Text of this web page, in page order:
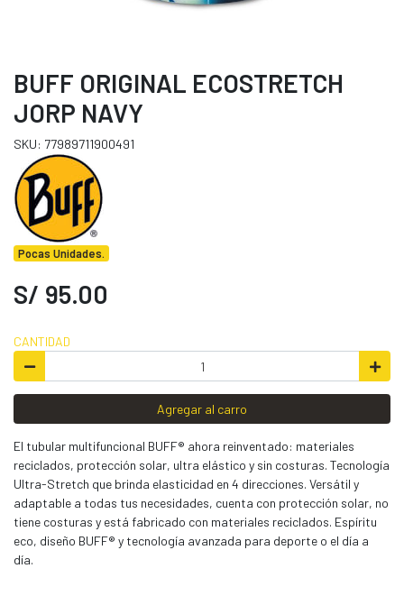
BUFF ORIGINAL ECOSTRETCH
JORP NAVY
SKU: 77989711900491
Pocas Unidades.
S/ 95.00
CANTIDAD
Agregar al carro
El tubular multifuncional BUFF® ahora reinventado: materiales
reciclados, protección solar, ultra elástico y sin costuras. Tecnología
Ultra-Stretch que brinda elasticidad en 4 direcciones. Versátil y
adaptable a todas tus necesidades, cuenta con protección solar, no
tiene costuras y está fabricado con materiales reciclados. Espíritu
eco, diseño BUFF® y tecnología avanzada para deporte o el día a
día.